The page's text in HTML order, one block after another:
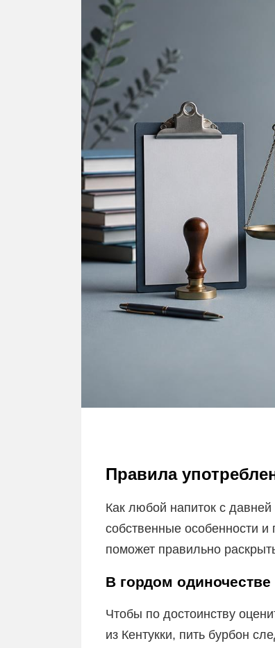
Правила
Как любой напиток с
собственные особенности
поможет правильно
В гордом одиночестве
Чтобы по достоинству
из Кентукки, пить бурбон